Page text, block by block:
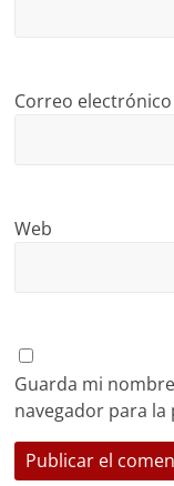
Correo
Web
Guarda mi
navegador para la